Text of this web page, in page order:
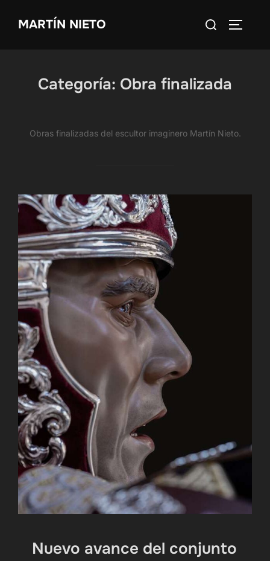
MARTÍN NIETO Buscar:
Categoría: Obra finalizada
Obras finalizadas del escultor imaginero Martín Nieto.
Nuevo avance del conjunto